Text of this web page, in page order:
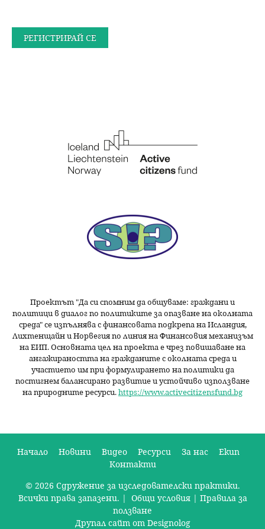
Проектът "Да си спомним даобщуваме: граждани и
политици в диалог по политиките за опазване на околната
среда" се изпълнява с финансовата подкрепа на Исландия,
Лихтенщайн и Норвегия по линия на Финансовия механизъм
на ЕИП. Основната цел на проекта е чрез повишаване на
ангажираността на гражданите с околната среда и
участието им при формулирането на политики да
постигнем балансирано развитие и устойчиво използване
на природните ресурси.https://www.activecitizensfund.bg
с
Начало Новини Видео Ресурси За нас
Екип
Контакти
© 2026 Сдружение за изследователски практики.
Всички права запазени. | Общи условия| Правила за
ползване
Друпал сайт от Designolog